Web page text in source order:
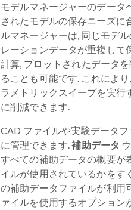
モデルマネージャーのデータ
されたモデルの保存ニーズに
ルマネージャーは, 同じモデ
レーションデータが重複して
計算, プロットされたデータ
ることも可能です. これによ
ラメトリックスイープを実行
に削減できます.
CAD ファイルや実験データ
に管理できます.補助データ
すべての補助データの概要が
イルが使用されているかをす
の補助データファイルが利用
ァイルを使用するオプション